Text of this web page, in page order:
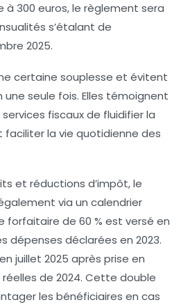
à 300 euros, le règlement sera
s’étalant de
2025.
certaine souplesse et évitent
seule fois. Elles témoignent
fiscaux de fluidifier la
la vie quotidienne des
et réductions d’impôt, le
via un calendrier
forfaitaire de 60 % est versé en
dépenses déclarées en 2023.
juillet 2025 après prise en
de 2024. Cette double
les bénéficiaires en cas